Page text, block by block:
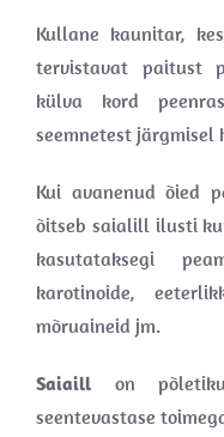
Kullane kaunitar,
tervistavat paitust
külva kord
seemnetest järgmisel
Kui avanenud õied
õitseb saialill ilusti
kasutataksegi
karotinoide,
mõruaineid jm.
Saiaill on
seentevastase